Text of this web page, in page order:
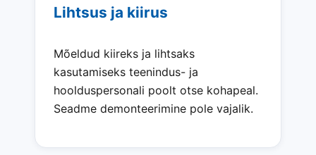
Lihtsus ja kiirus
Mõeldud kiireks ja lihtsaks
kasutamiseks teenindus- ja
hoolduspersonali poolt otse kohapeal.
Seadme demonteerimine pole vajalik.